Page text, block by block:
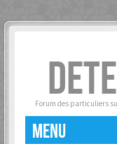
Forum des particuliers
MENU